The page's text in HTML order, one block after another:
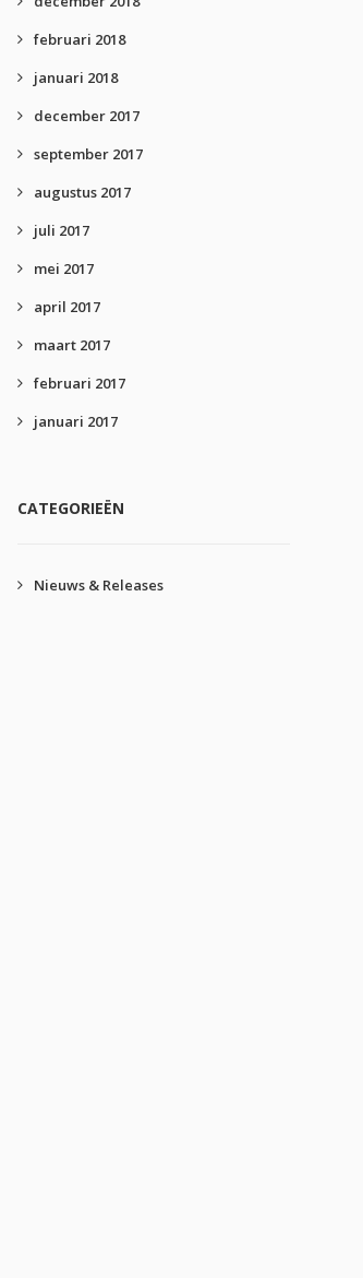
februari 2018
januari 2018
december 2017
september 2017
augustus 2017
juli 2017
mei 2017
april 2017
maart 2017
februari 2017
januari 2017
CATEGORIEËN
Nieuws & Releases